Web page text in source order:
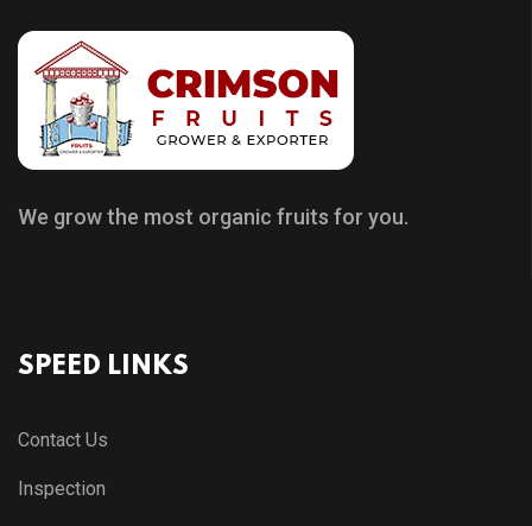
We grow the most organic fruits for you.
SPEED LINKS
Contact Us
Inspection